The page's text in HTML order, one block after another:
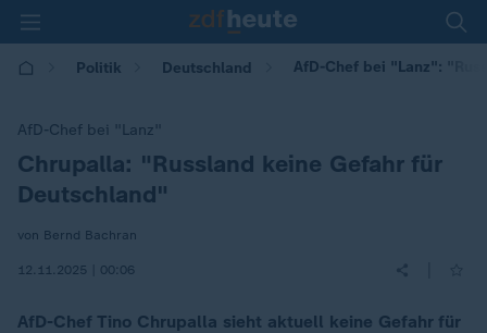
Politik Deutschland AfD-Chef bei "Lanz":
AfD-Chef bei "Lanz"
:
Chrupalla: "Russland keine Gefahr für
Deutschland"
von Bernd Bachran
12.11.2025 | 00:06
AfD-Chef Tino Chrupalla sieht aktuell keine Gefahr für